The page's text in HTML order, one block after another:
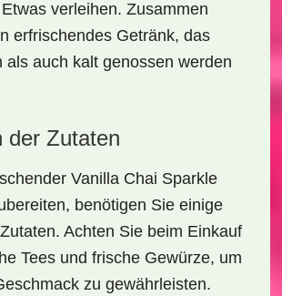
verleihen. Zusammen
erfrischendes Getränk, das
als auch kalt genossen werden
der Zutaten
Vanilla Chai Sparkle
benötigen Sie einige
Achten Sie beim Einkauf
Tees und frische Gewürze, um
zu gewährleisten.